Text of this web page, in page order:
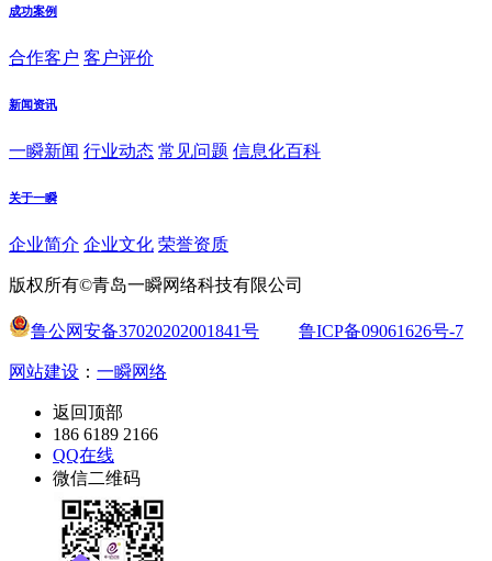
成功案例
合作客户 客户评价
新闻资讯
一瞬新闻 行业动态 常见问题 信息化百科
关于一瞬
企业简介 企业文化 荣誉资质
版权所有©青岛一瞬网络科技有限公司
鲁公网安备37020202001841号 鲁ICP备09061626号-7
网站建设 ： 一瞬网络
返回顶部
186 6189 2166
QQ在线
微信二维码